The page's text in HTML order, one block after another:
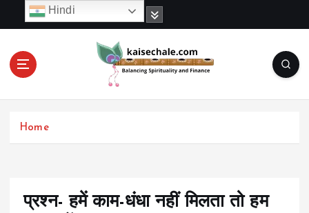
c
Home
प्रश्न- हमें काम-धंधा नहीं मिलता तो हम
Hindi